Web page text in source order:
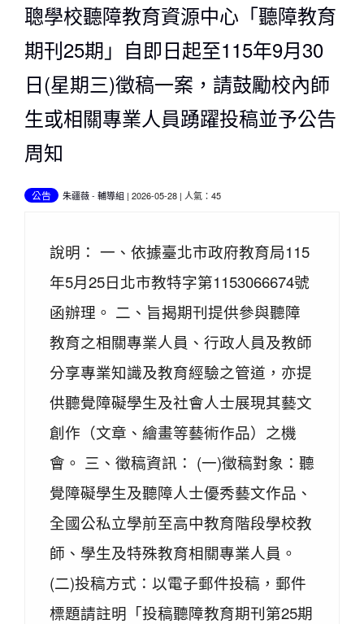
聰學校聽障教育資源中心「聽障教育
期刊25期」自即日起至115年9月30
日(星期三)徵稿一案，請鼓勵校內師
生或相關專業人員踴躍投稿並予公告
周知
公告 朱疆薇- 輔導組 | 2026-05-28 | 人氣：45
說明： 一、依據臺北市政府教育局115
年5月25日北市教特字第1153066674號
函辦理。 二、旨揭期刊提供參與聽障
教育之相關專業人員、行政人員及教師
分享專業知識及教育經驗之管道，亦提
供聽覺障礙學生及社會人士展現其藝文
創作（文章、繪畫等藝術作品）之機
會。 三、徵稿資訊： (一)徵稿對象：聽
覺障礙學生及聽障人士優秀藝文作品、
全國公私立學前至高中教育階段學校教
師、學生及特殊教育相關專業人員。
(二)投稿方式：以電子郵件投稿，郵件
標題請註明「投稿聽障教育期刊第25期